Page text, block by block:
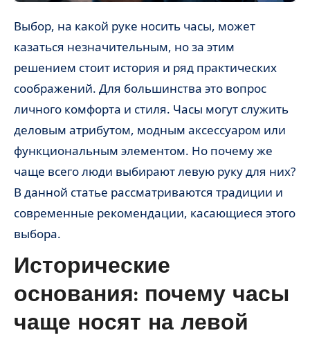
Выбор, на какой руке носить часы, может
казаться незначительным, но за этим
решением стоит история и ряд практических
соображений. Для большинства это вопрос
личного комфорта и стиля. Часы могут служить
деловым атрибутом, модным аксессуаром или
функциональным элементом. Но почему же
чаще всего люди выбирают левую руку для них?
В данной статье рассматриваются традиции и
современные рекомендации, касающиеся этого
выбора.
Исторические
основания: почему часы
чаще носят на левой